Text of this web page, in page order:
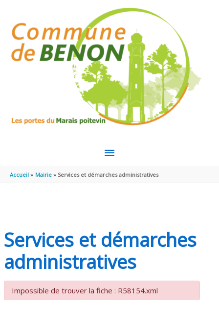
MENU
PRINCIPAL
Accueil Mairie Services et démarches administratives
Services et démarches
administratives
Impossible de trouver la fiche : R58154.xml